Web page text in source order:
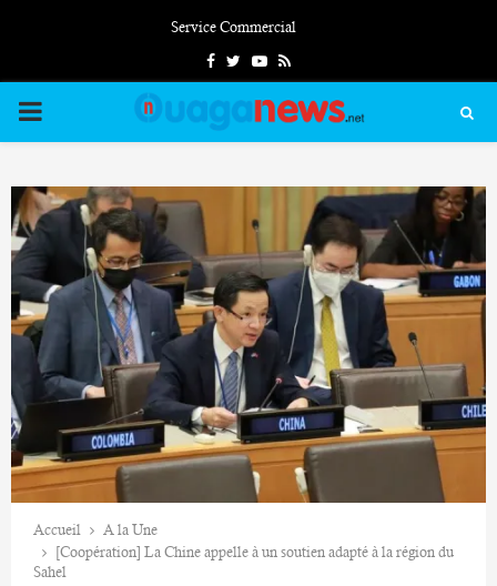
Service Commercial
FacebookTwitterYoutube
Rss
PRIMARY
Accueil
A la Une
[Coopération] La Chine appelle à un soutien adapté à la région du
Sahel